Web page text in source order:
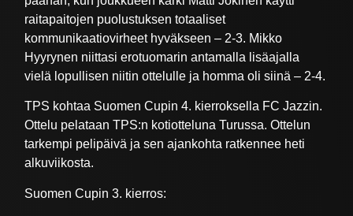
raitapaitojen puolustuksen totaaliset
kommunikaatiovirheet hyväkseen – 2-3. Mikko
Hyyrynen niittasi erotuomarin antamalla lisäajalla
vielä lopullisen niitin ottelulle ja homma oli siinä – 2-4.
TPS kohtaa Suomen Cupin 4. kierroksella FC Jazzin.
Ottelu pelataan TPS:n kotiotteluna Turussa. Ottelun
tarkempi pelipäivä ja sen ajankohta ratkennee heti
alkuviikosta.
Suomen Cupin 3. kierros: